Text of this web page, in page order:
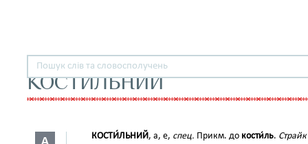
КОСТИЛЬНИЙ
КОСТИ́ЛЬНИЙ, а, е, спец. Прикм. до кости́ль.